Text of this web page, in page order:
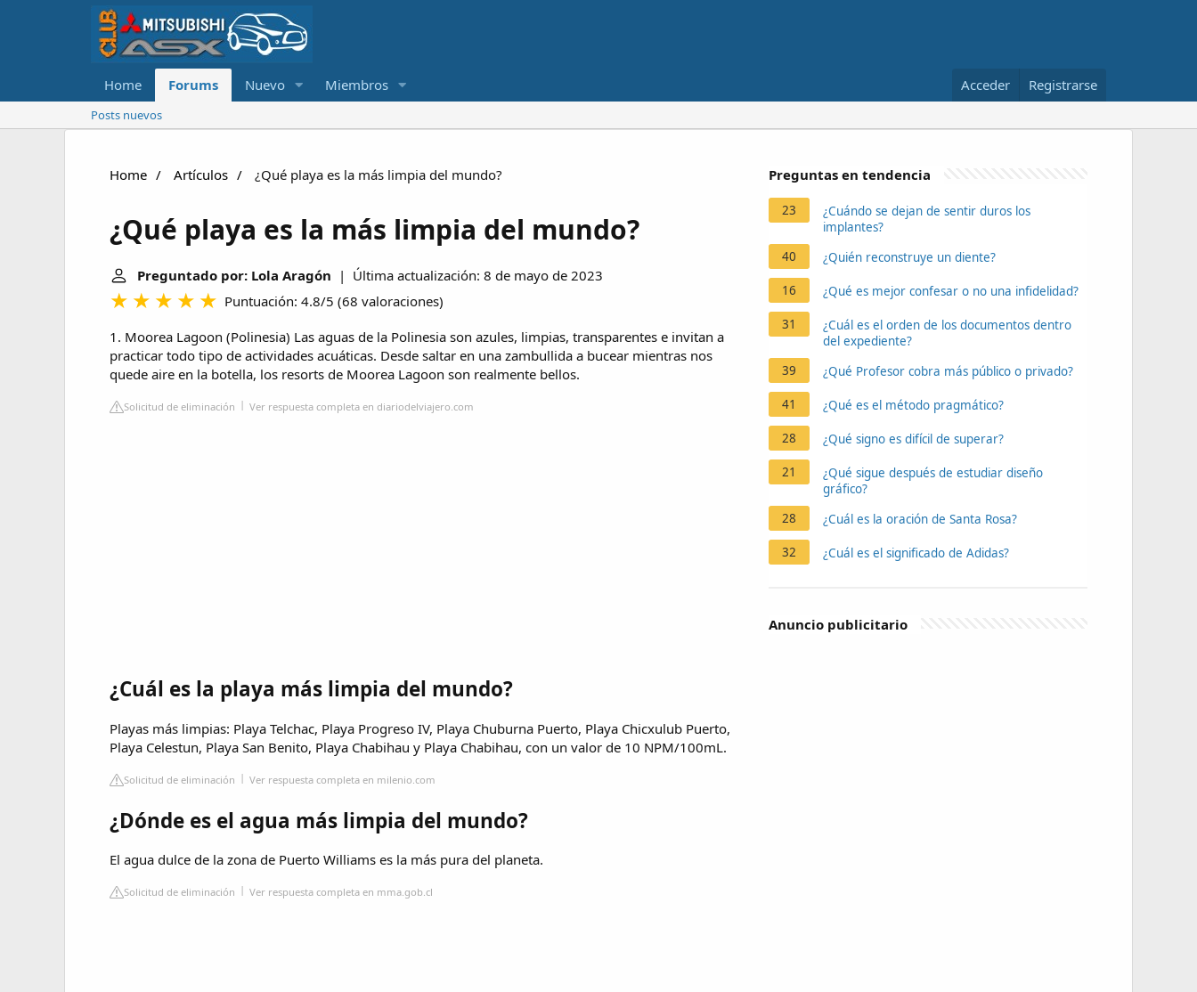
Home Forums Nuevo Miembros Acceder Registrarse
Posts nuevos
Home Artículos ¿Qué playa es la más limpia del mundo?
¿Qué playa es la más limpia del mundo?
Preguntado por: Lola Aragón | Última actualización: 8 de mayo de 2023
Puntuación: 4.8/5 (68 valoraciones)
1. Moorea Lagoon (Polinesia) Las aguas de la Polinesia son azules, limpias, transparentes e invitan a
practicar todo tipo de actividades acuáticas. Desde saltar en una zambullida a bucear mientras nos
quede aire en la botella, los resorts de Moorea Lagoon son realmente bellos.
Solicitud de eliminación Ver respuesta completa en diariodelviajero.com
¿Cuál es la playa más limpia del mundo?
Playas más limpias: Playa Telchac, Playa Progreso IV, Playa Chuburna Puerto, Playa Chicxulub Puerto,
Playa Celestun, Playa San Benito, Playa Chabihau y Playa Chabihau, con un valor de 10 NPM/100mL.
Solicitud de eliminación Ver respuesta completa en milenio.com
¿Dónde es el agua más limpia del mundo?
El agua dulce de la zona de Puerto Williams es la más pura del planeta.
Solicitud de eliminación Ver respuesta completa en mma.gob.cl
Preguntas en tendencia
23
¿Cuándo se dejan de sentir duros los
implantes?
40
¿Quién reconstruye un diente?
16 ¿Qué es mejor confesar o no una infidelidad?
31
¿Cuál es el orden de los documentos dentro
del expediente?
39
¿Qué Profesor cobra más público o privado?
41 ¿Qué es el método pragmático?
28 ¿Qué signo es difícil de superar?
21
¿Qué sigue después de estudiar diseño
gráfico?
28
¿Cuál es la oración de Santa Rosa?
32 ¿Cuál es el significado de Adidas?
Anuncio publicitario